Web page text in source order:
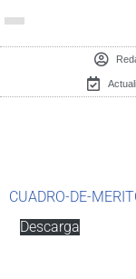
CUADRO-DE-
Descarga